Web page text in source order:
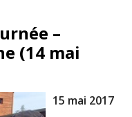
–
(14 mai
15 mai 2017